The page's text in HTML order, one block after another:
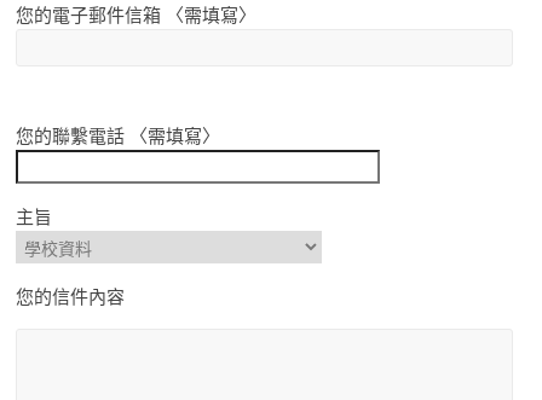
您的電子郵件信箱 〈需填寫〉
您的聯繫電話 〈需填寫〉
主旨
您的信件內容